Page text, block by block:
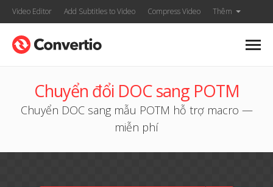
Video Editor Add Subtitles to Video Compress Video Thêm
Chuyển đổi DOC sang POTM
Chuyển DOC sang mẫu POTM hỗ trợ macro —
miễn phí